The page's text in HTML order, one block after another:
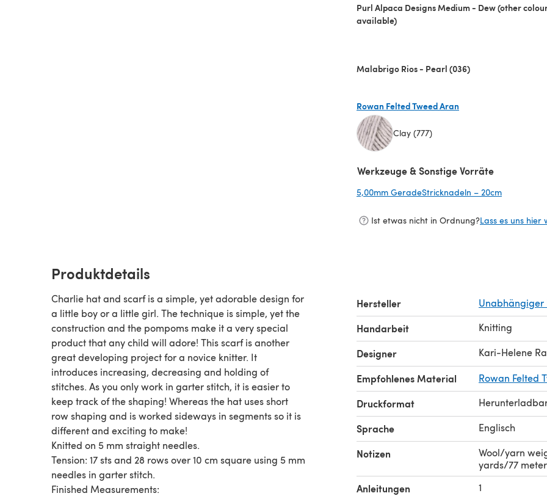
Purl Alpaca Designs Medium - Dew (other
available)
Malabrigo Rios - Pearl (036)
Rowan Felted Tweed Aran
Clay (777)
Werkzeuge & Sonstige Vorräte
5,00mm GeradeStricknadeln – 20cm
Ist etwas nicht in Ordnung?Lass es uns hier
Produktdetails
Charlie hat and scarf is a simple, yet adorable design for
a little boy or a little girl. The technique is simple, yet the
construction and the pompoms make it a very special
product that any child will adore! This scarf is another
great developing project for a novice knitter. It
introduces increasing, decreasing and holding of
stitches. As you only work in garter stitch, it is easier to
keep track of the shaping! Whereas the hat uses short
row shaping and is worked sideways in segments so it is
different and exciting to make!
Knitted on 5 mm straight needles.
Tension: 17 sts and 28 rows over 10 cm square using 5 mm
needles in garter stitch.
Finished Measurements:
Hersteller Unabhängiger
Handarbeit Knitting
Designer Kari-Helene
Empfohlenes Material Rowan Felted
Druckformat
Sprache Englisch
Notizen
Wool/yarn
yards/77
Anleitungen 1